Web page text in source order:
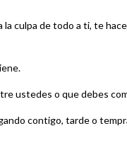
culpa de todo a ti, te
ustedes o que debes
contigo, tarde o